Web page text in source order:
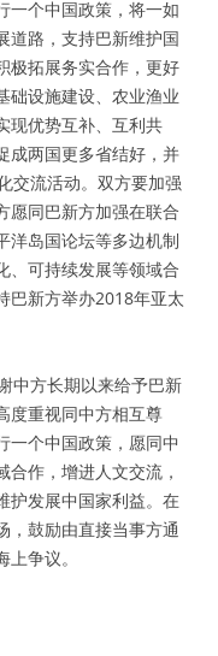
一个中国政策，将一如
道路，支持巴新维护国
极拓展务实合作，更好
础设施建设、农业渔业
现优势互补、互利共
成两国更多省结好，并
交流活动。双方要加强
愿同巴新方加强在联合
洋岛国论坛等多边机制
、可持续发展等领域合
巴新方举办2018年亚太
中方长期以来给予巴新
度重视同中方相互尊
一个中国政策，愿同中
作，增进人文交流，
护发展中国家利益。在
，鼓励由直接当事方通
争议。